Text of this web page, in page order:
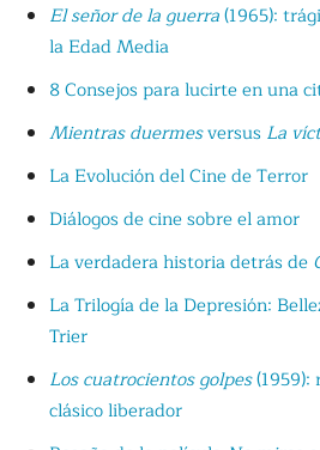
El señor de la guerra(1965):
la Edad Media
8 Consejos para lucirte en una
Mientras duermesversus La
La Evolución del Cine de Terror
Diálogos de cine sobre el amor
La verdadera historia detrás de
La Trilogía de la Depresión:
Trier
Los cuatrocientos golpes(1959):
clásico liberador